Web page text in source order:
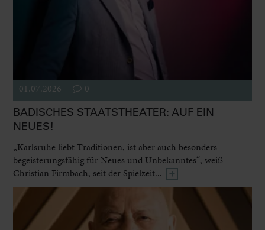
01.07.2026 0
BADISCHES STAATSTHEATER: AUF EIN
NEUES!
„Karlsruhe liebt Traditionen, ist aber auch besonders
begeisterungsfähig für Neues und Unbekanntes“, weiß
Christian Firmbach, seit der Spielzeit...